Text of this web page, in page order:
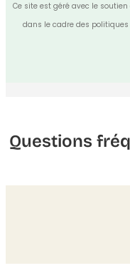
Ce site est géré avec le
dans le cadre des
Questions